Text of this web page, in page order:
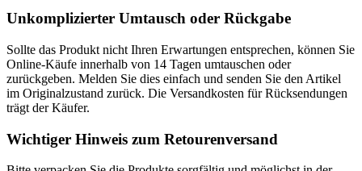
Unkomplizierter Umtausch oder Rückgabe
Sollte das Produkt nicht Ihren Erwartungen entsprechen, können Sie
Online-Käufe innerhalb von 14 Tagen umtauschen oder
zurückgeben. Melden Sie dies einfach und senden Sie den Artikel
im Originalzustand zurück. Die Versandkosten für Rücksendungen
trägt der Käufer.
Wichtiger Hinweis zum Retourenversand